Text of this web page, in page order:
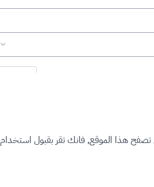
هذا الموقع, فانك تقر بقبول استخدام